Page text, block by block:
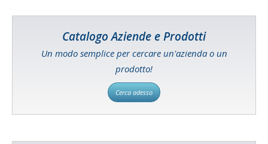
Catalogo Aziende e Prodotti
Un modo semplice per cercare un'azienda o un
prodotto!
Cerca adesso